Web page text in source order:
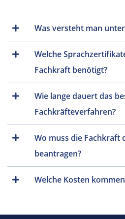
Was versteht man
Welche
Fachkraft benötigt?
Wie lange dauert das
Fachkräfteverfahren?
Wo muss die Fachkraft
beantragen?
Welche Kosten